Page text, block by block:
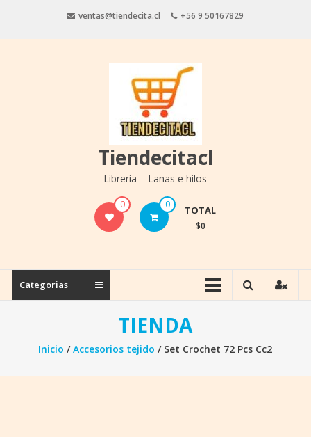
ventas@tiendecita.cl +56 9 50167829
Tiendecitacl
Libreria – Lanas e hilos
0 0 TOTAL
$0
Categorias
TIENDA
Inicio /Accesorios tejido / Set Crochet 72 Pcs Cc2